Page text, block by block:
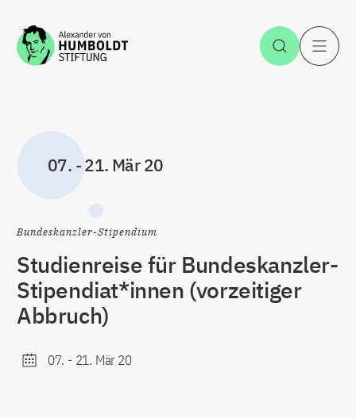
Zum Inhalt springen Suche
07. -21. Mär 20
Bundeskanzler-Stipendium
Studienreise für Bundeskanzler-
Stipendiat*innen (vorzeitiger
Abbruch)
07. - 21. Mär 20